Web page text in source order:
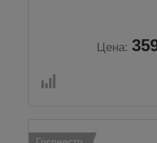
Цена: